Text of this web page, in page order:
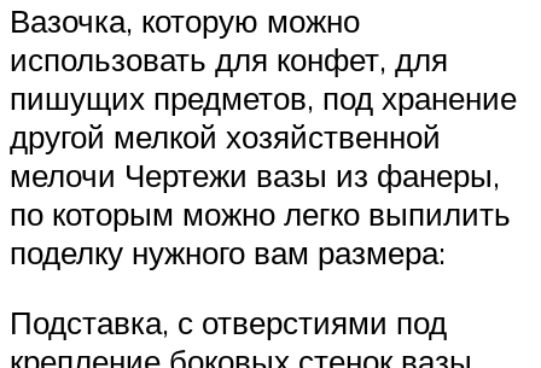
Вазочка, которую можно
использовать для конфет, для
пишущих предметов, под хранение
другой мелкой хозяйственной
мелочи Чертежи вазы из фанеры,
по которым можно легко выпилить
поделку нужного вам размера:
Подставка, с отверстиями под